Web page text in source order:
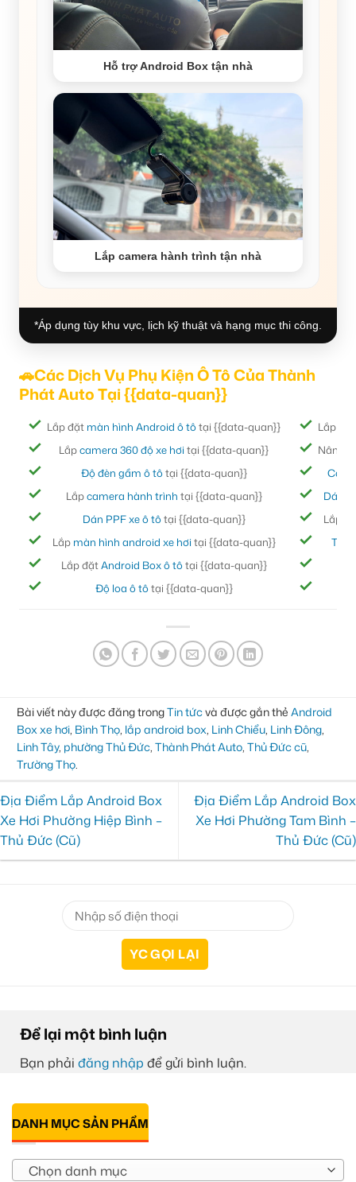
Hỗ trợ Android Box tận nhà
Lắp camera hành trình tận nhà
*Áp dụng tùy khu vực, lịch kỹ thuật và hạng mục thi công.
🚗Các Dịch Vụ Phụ Kiện Ô Tô Của Thành
Phát Auto Tại {{data-quan}}
Lắp đặt màn hình Android ô tôtại {{data-quan}}
Lắpcamera 360 độ xe hơi tại {{data-quan}}
Độ đèn gầm ô tôtại {{data-quan}}
Lắpcamera hành trình tại {{data-quan}}
Dán PPF xe ô tôtại {{data-quan}}
Lắp màn hình android xe hơi tại {{data-quan}}
Lắp đặtAndroid Box ô tôtại {{data-quan}}
Độ loa ô tôtại {{data-quan}}
Lắp
Nâng
Dán
Lắp
Bài viết này được đăng trongTin tứcvà được gắn thẻ Android
Box xe hơi Bình Thọ lắp android box Linh Chiểu Linh Đông
Linh Tây, phường Thủ Đức Thành Phát Auto Thủ Đức cũ
Trường Thọ
Địa Điểm Lắp Android Box
Xe Hơi Phường Hiệp Bình –
Thủ Đức (Cũ)
Địa Điểm Lắp Android Box
Xe Hơi Phường Tam Bình –
Thủ Đức (Cũ)
Để lại một bình luận
Bạn phải đăng nhập để gửi bình luận.
DANH MỤC SẢN PHẨM
Chọn danh mục